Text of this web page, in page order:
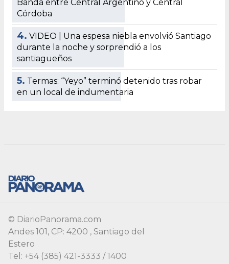
© DiarioPanorama.com
Andes 101, CP: 4200 , Santiago del
Estero
Tel: +54 (385) 421-3333 / 1400